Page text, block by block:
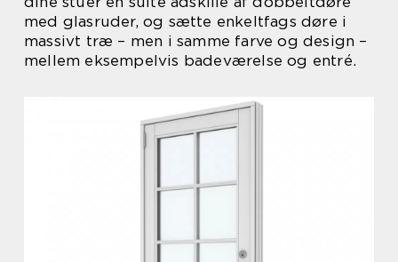
med glasruder, og sætte enkeltfags døre i
massivt træ – men i samme farve og design –
mellem eksempelvis badeværelse og entré.